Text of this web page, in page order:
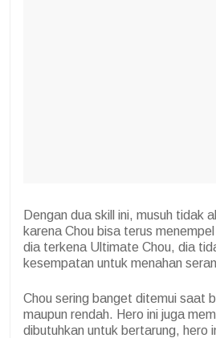
Dengan dua skill ini, musuh tidak
karena Chou bisa terus
dia terkena Ultimate Chou, dia
kesempatan untuk menahan
Chou sering banget ditemui saat
maupun rendah. Hero ini juga
dibutuhkan untuk bertarung, hero